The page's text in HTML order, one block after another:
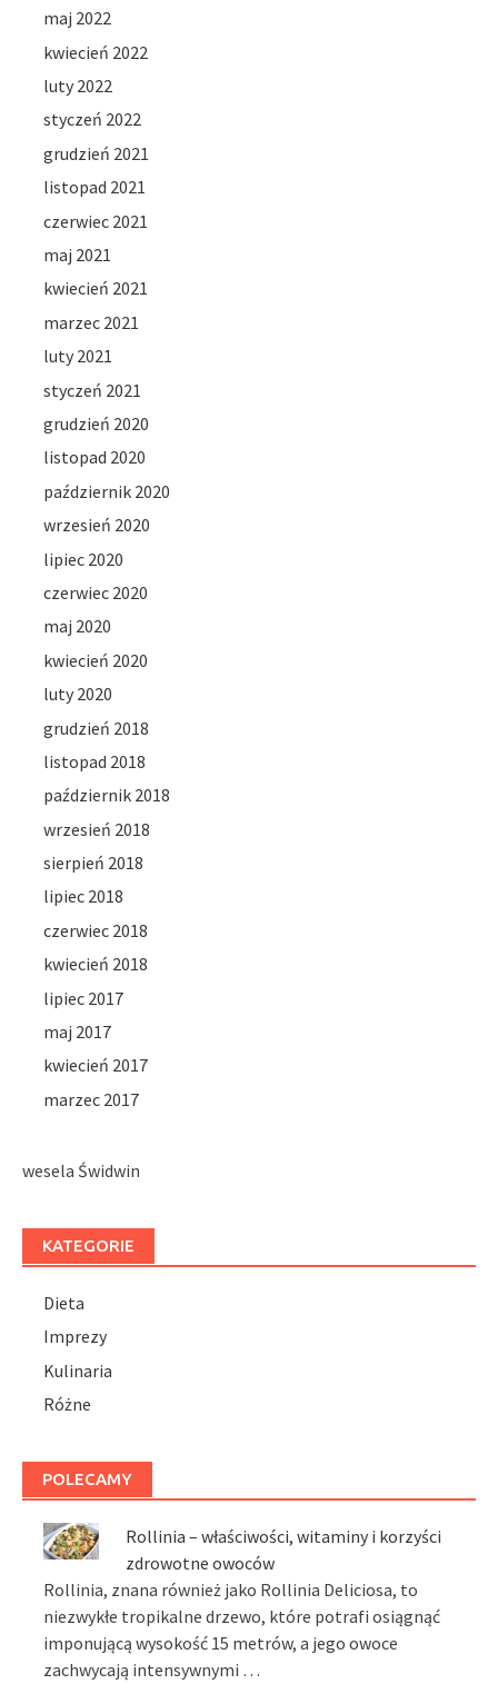
maj 2022
kwiecień 2022
luty 2022
styczeń 2022
grudzień 2021
listopad 2021
czerwiec 2021
maj 2021
kwiecień 2021
marzec 2021
luty 2021
styczeń 2021
grudzień 2020
listopad 2020
październik 2020
wrzesień 2020
lipiec 2020
czerwiec 2020
maj 2020
kwiecień 2020
luty 2020
grudzień 2018
listopad 2018
październik 2018
wrzesień 2018
sierpień 2018
lipiec 2018
czerwiec 2018
kwiecień 2018
lipiec 2017
maj 2017
kwiecień 2017
marzec 2017
wesela Świdwin
KATEGORIE
Dieta
Imprezy
Kulinaria
Różne
POLECAMY
Rollinia – właściwości, witaminy i korzyści
zdrowotne owoców
Rollinia, znana również jako Rollinia Deliciosa, to
niezwykłe tropikalne drzewo, które potrafi osiągnąć
imponującą wysokość 15 metrów, a jego owoce
zachwycają intensywnymi …